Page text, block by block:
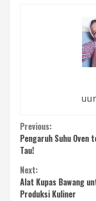
Continue
Reading
Previous:
Pengaruh Suhu Oven
Tau!
Next:
Alat Kupas Bawang
Produksi Kuliner